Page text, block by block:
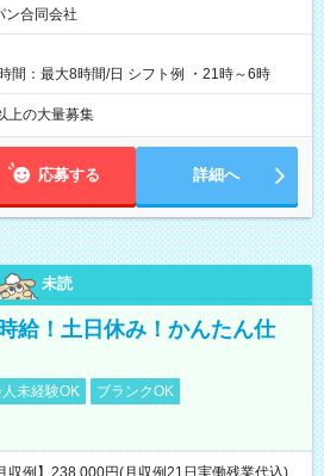
ン合同会社
間：最大8時間/日 シフト例 ・21時～6時
上の大量募集
応募する 詳細へ
未読
給！土日休み！かんたん仕
未経験OK
ブランクOK
例】238,000円(月収例21日実働残業代込)